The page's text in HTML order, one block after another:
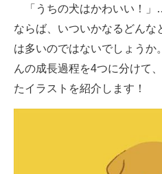
好きが集まる 比べて選べる
ビジネスと働き方のヒント
AI活用のいまが分かる
マーケ×ITの今がよく分かる
「うちの犬はかわいい！
ならば、いついかなるどんな
は多いのではないでしょうか
んの成長過程を4つに分けて
たイラストを紹介します！